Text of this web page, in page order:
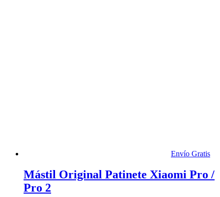
Envío Gratis
Mástil Original Patinete Xiaomi Pro /
Pro 2